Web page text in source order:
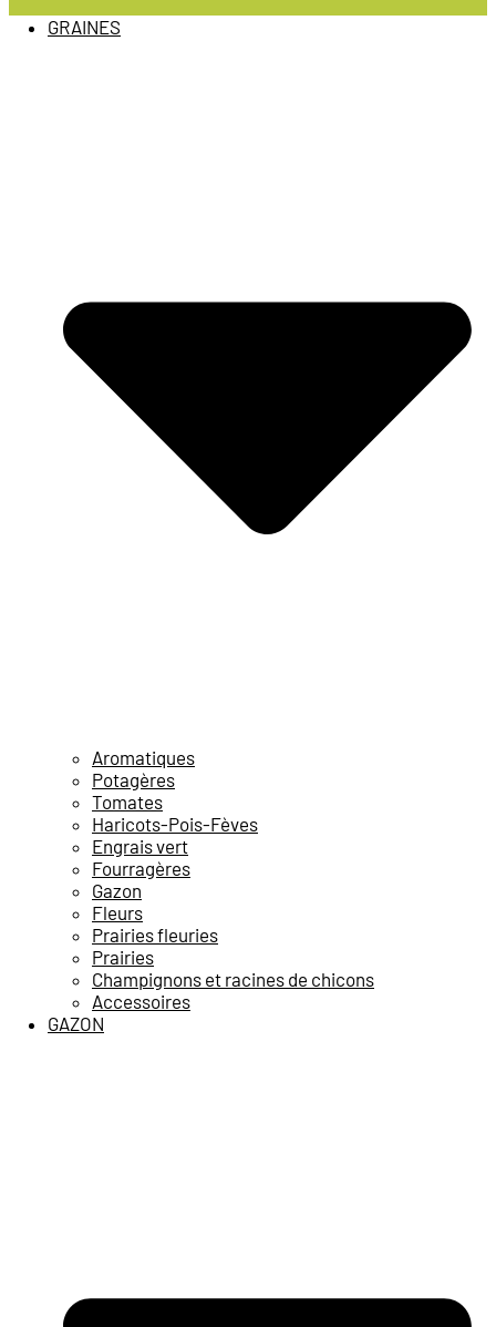
GRAINES
Aromatiques
Potagères
Tomates
Haricots-Pois-Fèves
Engrais vert
Fourragères
Gazon
Fleurs
Prairies fleuries
Prairies
Champignons et racines de chicons
Accessoires
GAZON